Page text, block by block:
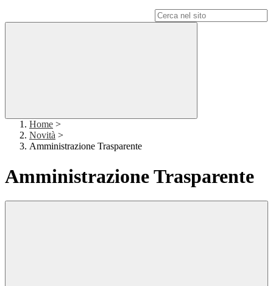
Home >
Novità >
Amministrazione Trasparente
Amministrazione Trasparente